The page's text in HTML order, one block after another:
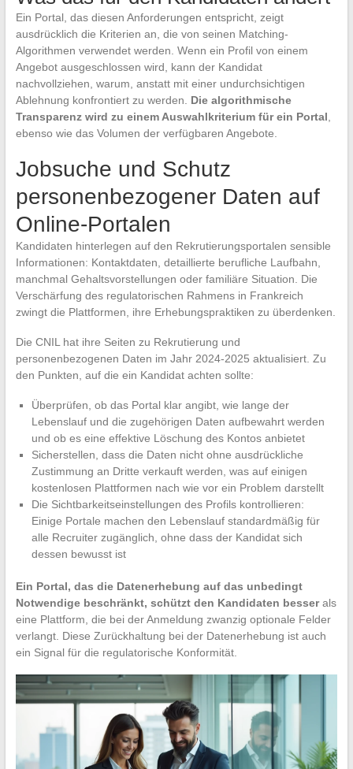
Ein Portal, das diesen Anforderungen entspricht, zeigt
ausdrücklich die Kriterien an, die von seinen Matching-
Algorithmen verwendet werden. Wenn ein Profil von einem
Angebot ausgeschlossen wird, kann der Kandidat
nachvollziehen, warum, anstatt mit einer undurchsichtigen
Ablehnung konfrontiert zu werden. Die algorithmische
Transparenz wird zu einem Auswahlkriterium für ein Portal
ebenso wie das Volumen der verfügbaren Angebote.
Jobsuche und Schutz
personenbezogener Daten auf
Online-Portalen
Kandidaten hinterlegen auf den Rekrutierungsportalen sensible
Informationen: Kontaktdaten, detaillierte berufliche Laufbahn,
manchmal Gehaltsvorstellungen oder familiäre Situation. Die
Verschärfung des regulatorischen Rahmens in Frankreich
zwingt die Plattformen, ihre Erhebungspraktiken zu überdenken.
Die CNIL hat ihre Seiten zu Rekrutierung und
personenbezogenen Daten im Jahr 2024-2025 aktualisiert. Zu
den Punkten, auf die ein Kandidat achten sollte:
Überprüfen, ob das Portal klar angibt, wie lange der
Lebenslauf und die zugehörigen Daten aufbewahrt werden
und ob es eine effektive Löschung des Kontos anbietet
Sicherstellen, dass die Daten nicht ohne ausdrückliche
Zustimmung an Dritte verkauft werden, was auf einigen
kostenlosen Plattformen nach wie vor ein Problem darstellt
Die Sichtbarkeitseinstellungen des Profils kontrollieren:
Einige Portale machen den Lebenslauf standardmäßig für
alle Recruiter zugänglich, ohne dass der Kandidat sich
dessen bewusst ist
Ein Portal, das die Datenerhebung auf das unbedingt
Notwendige beschränkt, schützt den Kandidaten besserals
eine Plattform, die bei der Anmeldung zwanzig optionale Felder
verlangt. Diese Zurückhaltung bei der Datenerhebung ist auch
ein Signal für die regulatorische Konformität.